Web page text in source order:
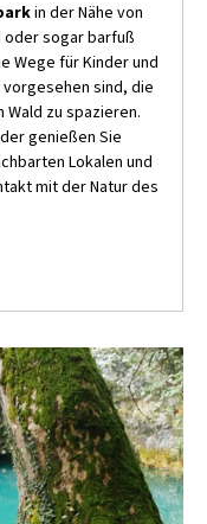
in der Nähe von
oder sogar barfuß
Wege für Kinder und
sind, die
zu spazieren.
genießen Sie
Lokalen und
mit der Natur des